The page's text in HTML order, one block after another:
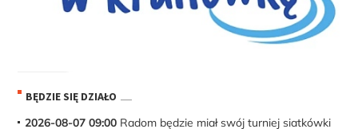
BĘDZIE SIĘ DZIAŁO
2026-08-07 09:00 Radom będzie miał swój turniej siatkówki